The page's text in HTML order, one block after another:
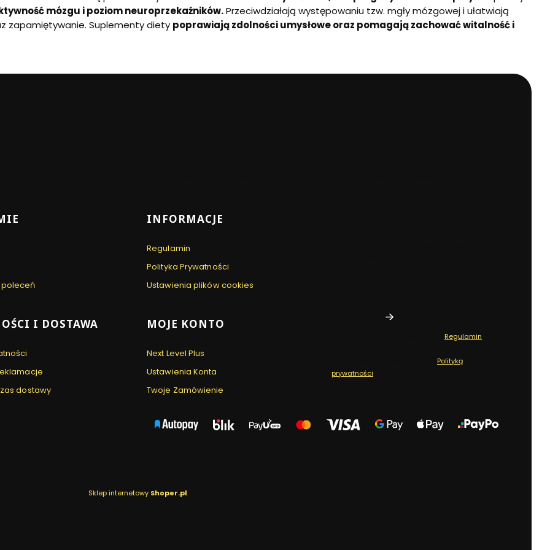
mózgu i poziom neuroprzekaźników.Przeciwdziałają występowaniu tzw. mgły mózgowej i ułatwiają
zapamiętywanie. Suplementy diety poprawiają zdolności umysłowe oraz pomagają zachować witalność i
INFORMACJE
Regulamin
Polityka Prywatności
Ustawienia plików cookies
I DOSTAWA
dostawy
MOJE KONTO
Next Level Plus
Ustawienia Konta
Twoje Zamówienie
Regulamin
Polityką
prywatności
Sklep internetowy Shoper.pl